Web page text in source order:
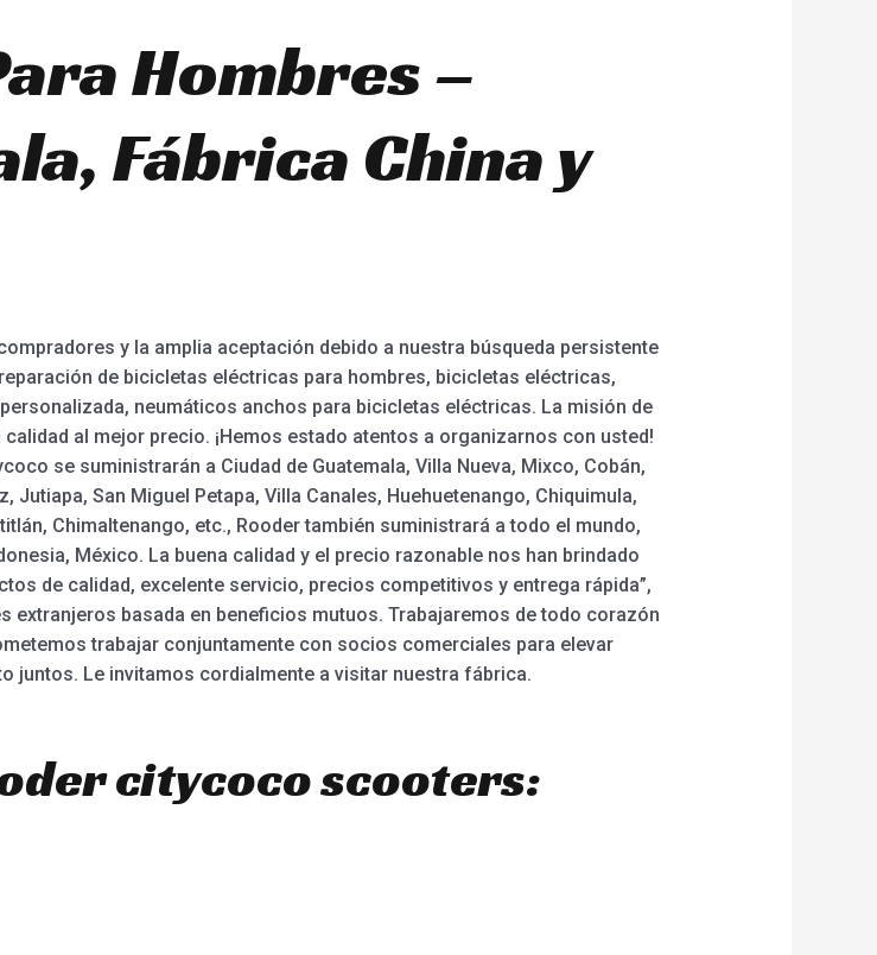
Hombres –
Fábrica China y
y la amplia aceptación debido a nuestra búsqueda persistente
de bicicletas eléctricas para hombres, bicicletas eléctricas,
neumáticos anchos para bicicletas eléctricas. La misión de
al mejor precio. ¡Hemos estado atentos a organizarnos con usted!
se suministrarán a Ciudad de Guatemala, Villa Nueva, Mixco, Cobán,
Jutiapa, San Miguel Petapa, Villa Canales, Huehuetenango, Chiquimula,
Chimaltenango, etc., Rooder también suministrará a todo el mundo,
México. La buena calidad y el precio razonable nos han brindado
de calidad, excelente servicio, precios competitivos y entrega rápida”,
extranjeros basada en beneficios mutuos. Trabajaremos de todo corazón
trabajar conjuntamente con socios comerciales para elevar
juntos. Le invitamos cordialmente a visitar nuestra fábrica.
citycoco scooters: